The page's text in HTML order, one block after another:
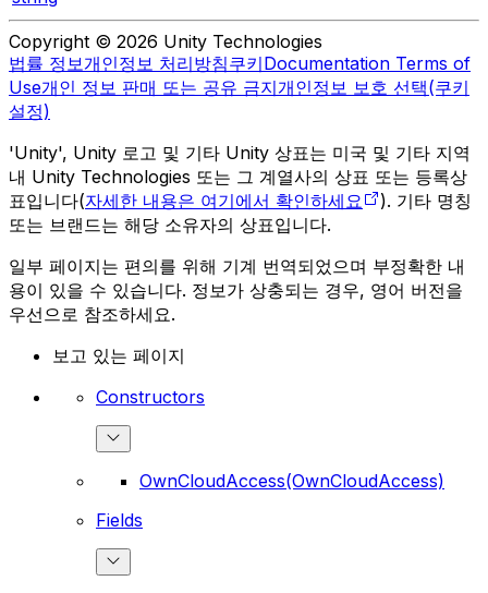
Copyright © 2026 Unity Technologies
법률 정보개인정보 처리방침쿠키Documentation Terms of
Use개인 정보 판매 또는 공유 금지개인정보 보호 선택(쿠키
설정)
'Unity', Unity 로고 및 기타 Unity 상표는 미국 및 기타 지역
내 Unity Technologies 또는 그 계열사의 상표 또는 등록상
표입니다(자세한 내용은 여기에서 확인하세요
). 기타 명칭
또는 브랜드는 해당 소유자의 상표입니다.
일부 페이지는 편의를 위해 기계 번역되었으며 부정확한 내
용이 있을 수 있습니다. 정보가 상충되는 경우, 영어 버전을
우선으로 참조하세요.
보고 있는 페이지
Constructors
OwnCloudAccess(OwnCloudAccess)
Fields